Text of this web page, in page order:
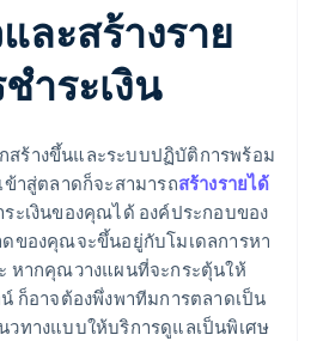
ละสร้างราย
ำระเงิน
ร้างขึ้นและระบบปฏิบัติการพร้อม
าสู่ตลาดก็จะสามารถสร้างรายได้
ระเงินของคุณได้ องค์ประกอบของ
ของคุณจะขึ้นอยู่กับโมเดลการหา
หากคุณวางแผนที่จะกระตุ้นให้
ก็อาจต้องพึ่งพาทีมการตลาดเป็น
ทางแบบให้บริการดูแลเป็นพิเศษ